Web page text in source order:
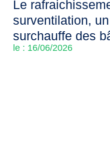
Le
surventilation,
surchauffe des
le : 16/06/2026